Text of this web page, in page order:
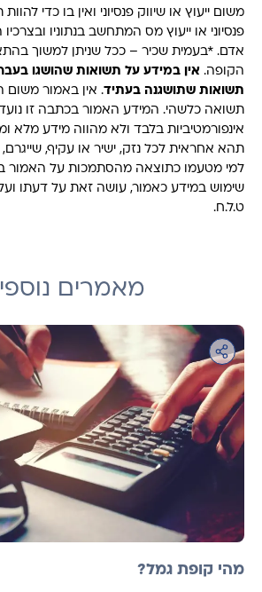
משום ייעוץ או שיווק פנסיוני ואין בו כדי
פנסיוני או ייעוץ מס המתחשב בנתוניו
אדם. *בעמית שכיר – ככל שניתן למשוך
הקופה. אין במידע על תשואות שהושגו
תשואות שתושגנה בעתיד. אין באמור משום
תשואה כלשהי. המידע האמור בכתבה זו
אינפורמטיביות בלבד ולא מהווה מידע מלא
תהא אחראית לכל נזק, ישיר או עקיף, שייגרם,
למי מטעמו כתוצאה מהסתמכות על האמור
שימוש במידע כאמור, עושה זאת על דעתו
ט.ל.ח.
מאמרים
מהי קופת גמל?